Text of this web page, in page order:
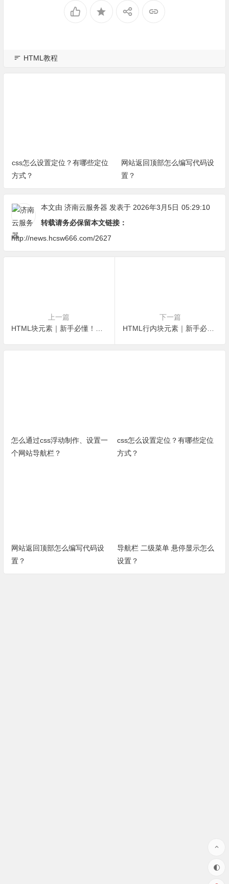
HTML教程
css怎么设置定位？有哪些定位
方式？
网站返回顶部怎么编写代码设
置？
本文由 济南云服务器 发表于 2026年3月5日 05:29:10
转载请务必保留本文链接：
http://news.hcsw666.com/2627
上一篇
下一篇
HTML行内块元素｜新手必懂！常见行内块元素有哪些？
怎么通过css浮动制作、设置一
个网站导航栏？
css怎么设置定位？有哪些定位
方式？
网站返回顶部怎么编写代码设
置？
导航栏 二级菜单 悬停显示怎么
设置？